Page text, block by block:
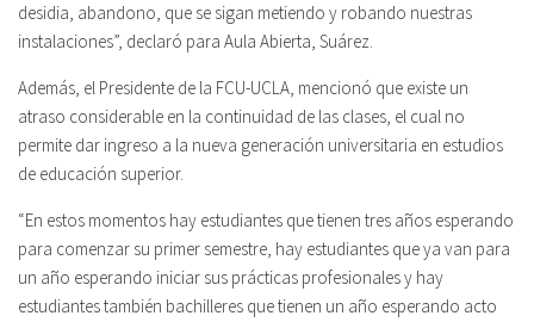
desidia, abandono, que se sigan metiendo y robando nuestras
instalaciones”, declaró para Aula Abierta, Suárez.
Además, el Presidente de la FCU-UCLA, mencionó que existe un
atraso considerable en la continuidad de las clases, el cual no
permite dar ingreso a la nueva generación universitaria en estudios
de educación superior.
“En estos momentos hay estudiantes que tienen tres años esperando
para comenzar su primer semestre, hay estudiantes que ya van para
un año esperando iniciar sus prácticas profesionales y hay
estudiantes también bachilleres que tienen un año esperando acto